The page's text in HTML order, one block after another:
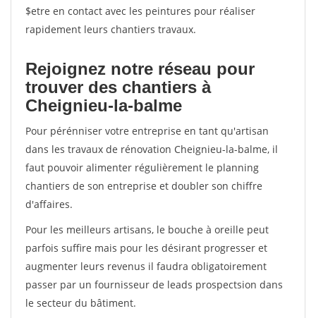
$etre en contact avec les peintures pour réaliser
rapidement leurs chantiers travaux.
Rejoignez notre réseau pour
trouver des chantiers à
Cheignieu-la-balme
Pour pérénniser votre entreprise en tant qu'artisan
dans les travaux de rénovation Cheignieu-la-balme, il
faut pouvoir alimenter régulièrement le planning
chantiers de son entreprise et doubler son chiffre
d'affaires.
Pour les meilleurs artisans, le bouche à oreille peut
parfois suffire mais pour les désirant progresser et
augmenter leurs revenus il faudra obligatoirement
passer par un fournisseur de leads prospectsion dans
le secteur du bâtiment.